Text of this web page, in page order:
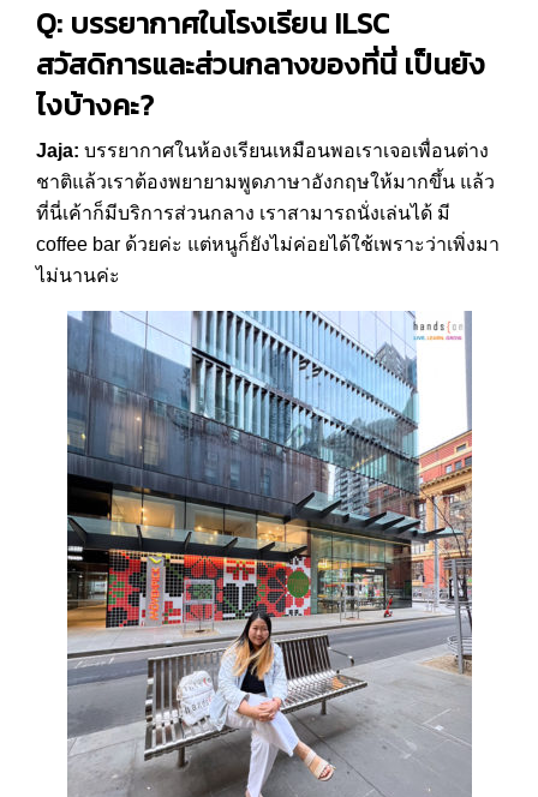
Q: บรรยากาศในโรงเรียน ILSC
สวัสดิการและส่วนกลางของที่นี่ เป็นยัง
ไงบ้างคะ?
Jaja: บรรยากาศในห้องเรียนเหมือนพอเราเจอเพื่อนต่าง
ชาติแล้วเราต้องพยายามพูดภาษาอังกฤษให้มากขึ้น แล้ว
ที่นี่เค้าก็มีบริการส่วนกลาง เราสามารถนั่งเล่นได้ มี
coffee bar ด้วยค่ะ แต่หนูก็ยังไม่ค่อยได้ใช้เพราะว่าเพิ่งมา
ไม่นานค่ะ